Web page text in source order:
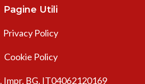
Pagine Utili
Privacy Policy
Cookie Policy
Impr. BG. IT04062120169